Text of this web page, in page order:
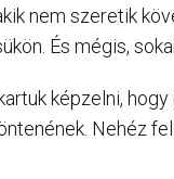
nem szeretik
És mégis,
képzelni,
Nehéz